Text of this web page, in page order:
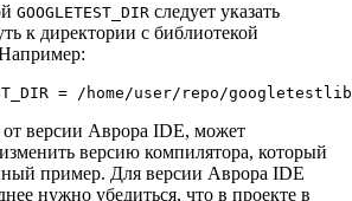
GOOGLETEST_DIR следует указать
к директории с библиотекой
версии Аврора IDE, может
версию компилятора, который
пример. Для версии Аврора IDE
нужно убедиться, что в проекте в